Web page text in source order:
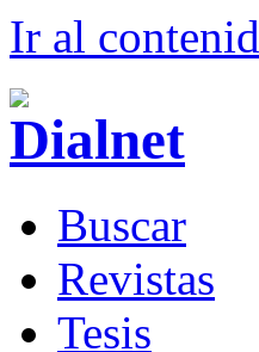
Ir al contenid
Buscar
Revistas
Tesis